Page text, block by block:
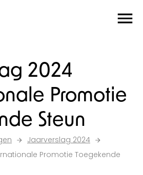
inhoud
2024
Promotie
Steun
Jaarverslag 2024
Promotie Toegekende